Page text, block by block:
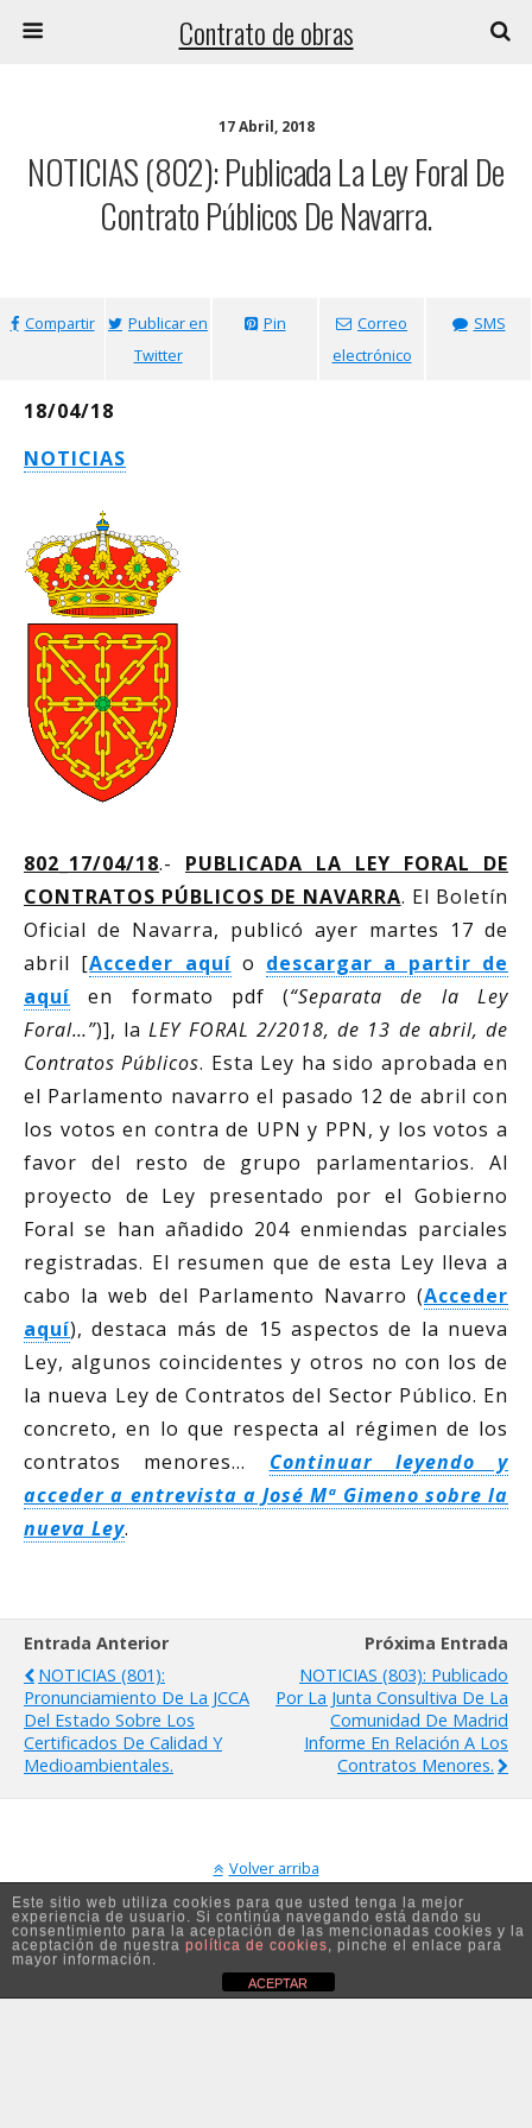
Contrato de obras
17 Abril, 2018
NOTICIAS (802): Publicada La Ley Foral De
Contrato Públicos De Navarra.
Compartir
Publicar en
Twitter
Pin
Correo
electrónico
SMS
18/04/18
NOTICIAS
802_17/04/18.- PUBLICADA LA LEY FORAL DE
CONTRATOS PÚBLICOS DE NAVARRA. El Boletín
Oficial de Navarra, publicó ayer martes 17 de
abril [Acceder aquí o descargar a partir de
aquí en formato pdf (“Separata de la Ley
Foral…”)], laLEY FORAL 2/2018, de 13 de abril, de
Contratos Públicos. Esta Ley ha sido aprobada en
el Parlamento navarro el pasado 12 de abril con
los votos en contra de UPN y PPN, y los votos a
favor del resto de grupo parlamentarios. Al
proyecto de Ley presentado por el Gobierno
Foral se han añadido 204 enmiendas parciales
registradas. El resumen que de esta Ley lleva a
cabo la web del Parlamento Navarro (Acceder
aquí), destaca más de 15 aspectos de la nueva
Ley, algunos coincidentes y otros no con los de
la nueva Ley de Contratos del Sector Público. En
concreto, en lo que respecta al régimen de los
contratos menores… Continuar leyendo y
acceder a entrevista a José Mª Gimeno sobre la
nueva Ley.
Entrada Anterior
NOTICIAS (801):
Pronunciamiento De La JCCA
Del Estado Sobre Los
Certificados De Calidad Y
Medioambientales.
Próxima Entrada
NOTICIAS (803): Publicado
Por La Junta Consultiva De La
Comunidad De Madrid
Informe En Relación A Los
Contratos Menores.
Volver arriba
Móvil Escritorio
Este sitio web utiliza cookies para que usted tenga la mejor
experiencia de usuario. Si continúa navegando está dando su
consentimiento para la aceptación de las mencionadas cookies y la
aceptación de nuestra política de cookies, pinche el enlace para
mayor información.
ACEPTAR